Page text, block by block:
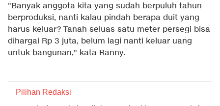
"Banyak anggota kita yang sudah berpuluh tahun
berproduksi, nanti kalau pindah berapa duit yang
harus keluar? Tanah seluas satu meter persegi bisa
dihargai Rp 3 juta, belum lagi nanti keluar uang
untuk bangunan," kata Ranny.
Pilihan Redaksi